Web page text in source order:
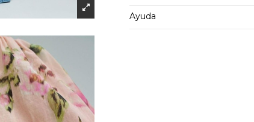
Ayuda